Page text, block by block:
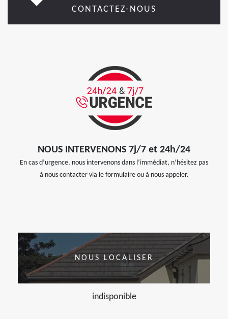
CONTACTEZ-NOUS
NOUS INTERVENONS 7j/7 et 24h/24
En cas d’urgence, nous intervenons dans l’immédiat, n’hésitez pas
à nous contacter via le formulaire ou à nous appeler.
NOUS LOCALISER
indisponible